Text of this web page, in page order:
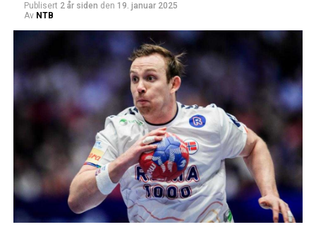
Publisert 2 år siden den 19. januar 2025
Av NTB